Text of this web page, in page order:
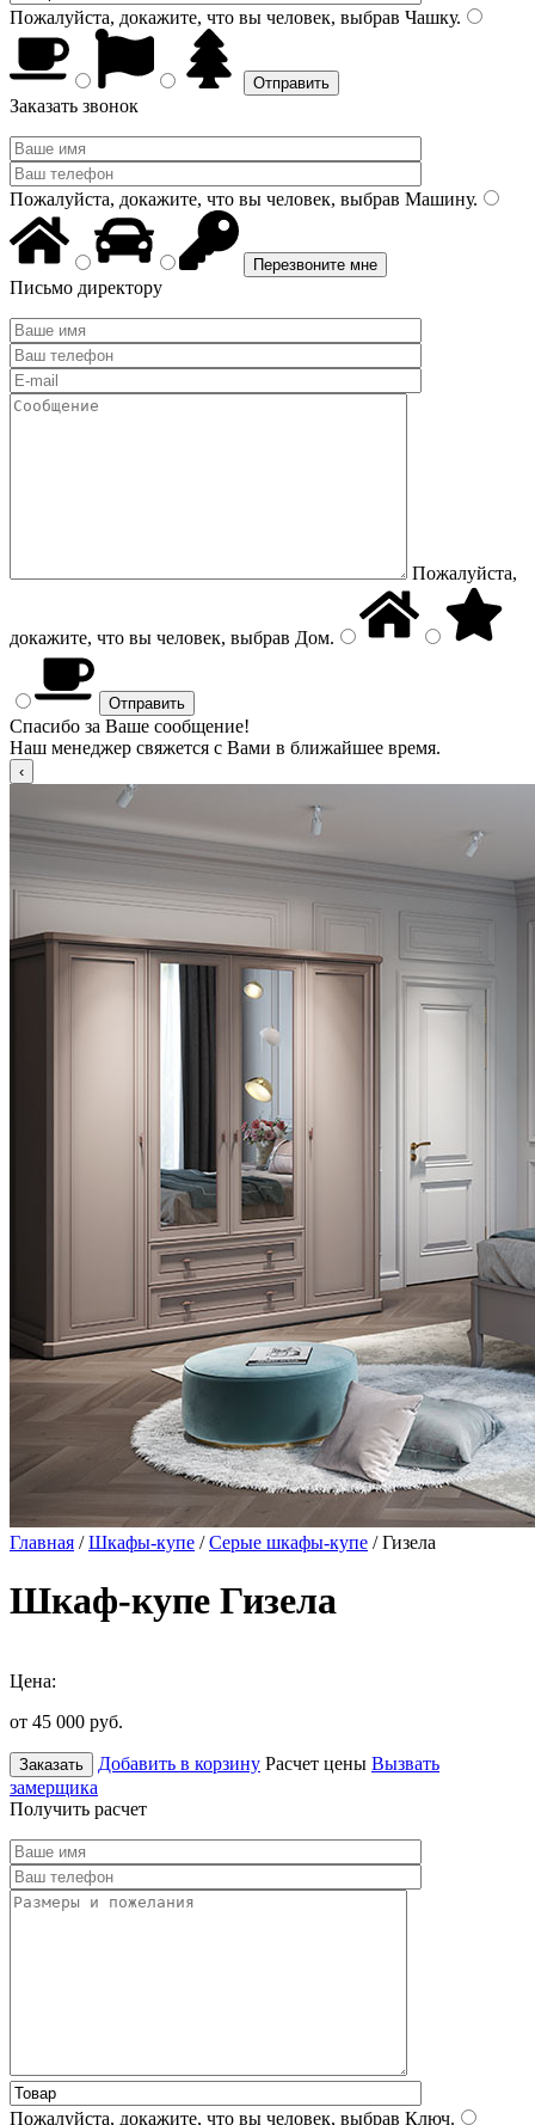
Пожалуйста, докажите, что вы человек, выбрав Чашку.
Заказать звонок
Пожалуйста, докажите, что вы человек, выбрав Машину.
Письмо директору
Пожалуйста,
докажите, что вы человек, выбрав Дом.
Спасибо за Ваше сообщение!
Наш менеджер свяжется с Вами в ближайшее время.
Главная /Шкафы-купе /Серые шкафы-купе / Гизела
Шкаф-купе Гизела
Цена:
от 45 000 руб.
Заказать Добавить в корзину Расчет цены Вызвать
замерщика
Получить расчет
Пожалуйста, докажите, что вы человек, выбрав Ключ.